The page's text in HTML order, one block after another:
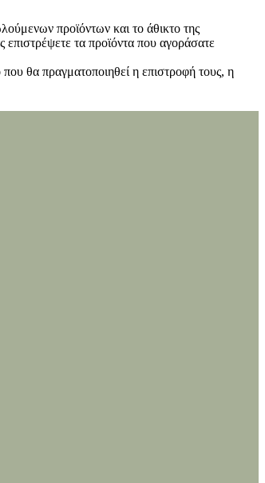
προϊόντων και το άθικτο της
τα προϊόντα που αγοράσατε
θα πραγματοποιηθεί η επιστροφή τους, η